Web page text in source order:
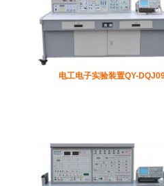
电工电子实验装置QY-